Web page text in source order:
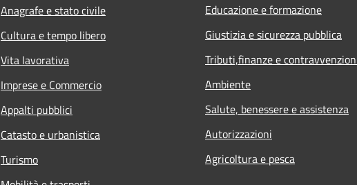
Anagrafe e stato civile
Cultura e tempo libero
Vita lavorativa
Imprese e Commercio
Appalti pubblici
Catasto e urbanistica
Turismo
Educazione e formazione
Giustizia e sicurezza pubblica
Tributi,finanze e
Ambiente
Salute, benessere e assistenza
Autorizzazioni
Agricoltura e pesca